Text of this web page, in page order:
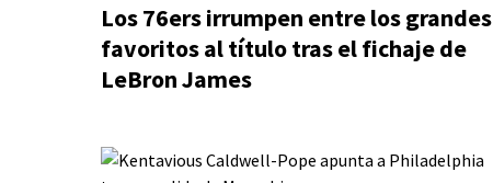
Los 76ers irrumpen entre los grandes
favoritos al título tras el fichaje de
LeBron James